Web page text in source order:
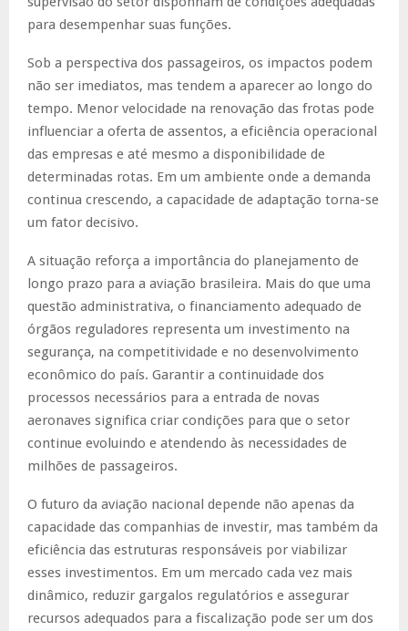
para desempenhar suas funções.
Sob a perspectiva dos passageiros, os impactos podem
não ser imediatos, mas tendem a aparecer ao longo do
tempo. Menor velocidade na renovação das frotas pode
influenciar a oferta de assentos, a eficiência operacional
das empresas e até mesmo a disponibilidade de
determinadas rotas. Em um ambiente onde a demanda
continua crescendo, a capacidade de adaptação torna-se
um fator decisivo.
A situação reforça a importância do planejamento de
longo prazo para a aviação brasileira. Mais do que uma
questão administrativa, o financiamento adequado de
órgãos reguladores representa um investimento na
segurança, na competitividade e no desenvolvimento
econômico do país. Garantir a continuidade dos
processos necessários para a entrada de novas
aeronaves significa criar condições para que o setor
continue evoluindo e atendendo às necessidades de
milhões de passageiros.
O futuro da aviação nacional depende não apenas da
capacidade das companhias de investir, mas também da
eficiência das estruturas responsáveis por viabilizar
esses investimentos. Em um mercado cada vez mais
dinâmico, reduzir gargalos regulatórios e assegurar
recursos adequados para a fiscalização pode ser um dos